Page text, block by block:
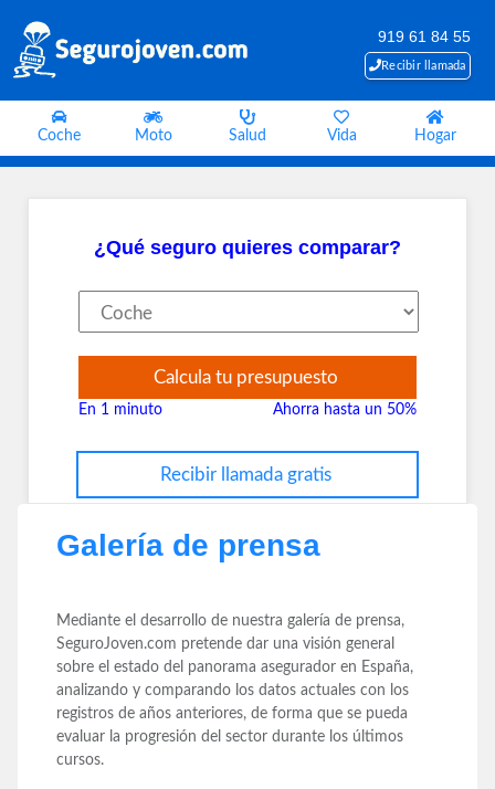
919 61 84 55
Recibir llamada
Coche Moto Salud Vida Hogar
¿Qué seguro quieres comparar?
Calcula tu presupuesto
En 1 minuto Ahorra hasta un 50%
Recibir llamada gratis
Galería de prensa
Mediante el desarrollo de nuestra galería de prensa,
SeguroJoven.com pretende dar una visión general
sobre el estado del panorama asegurador en España,
analizando y comparando los datos actuales con los
registros de años anteriores, de forma que se pueda
evaluar la progresión del sector durante los últimos
cursos.